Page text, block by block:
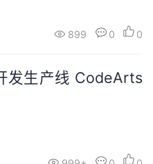
899 0 0
发生产线 CodeArts